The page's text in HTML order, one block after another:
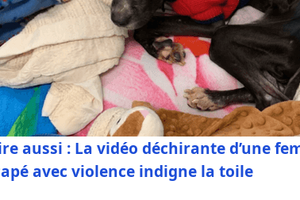
aussi : La vidéo déchirante d’une
avec violence indigne la toile